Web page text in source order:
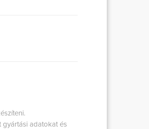
gyártási adatokat és